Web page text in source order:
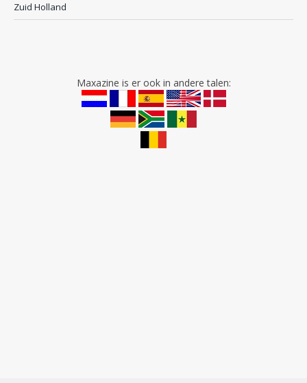
Zuid Holland
Maxazine is er ook in andere talen: